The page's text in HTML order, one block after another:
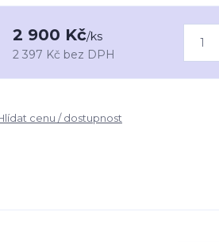
2 900 Kč/ks
2 397 Kč bez DPH
cenu / dostupnost